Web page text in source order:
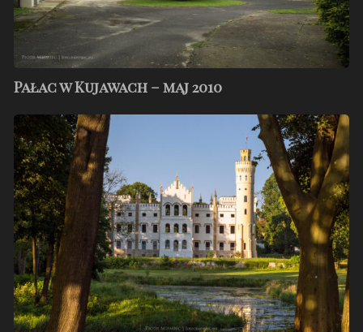
Pałac w Kujawach – maj 2010
Pałac
w
Dobrej
–
lipiec
2021